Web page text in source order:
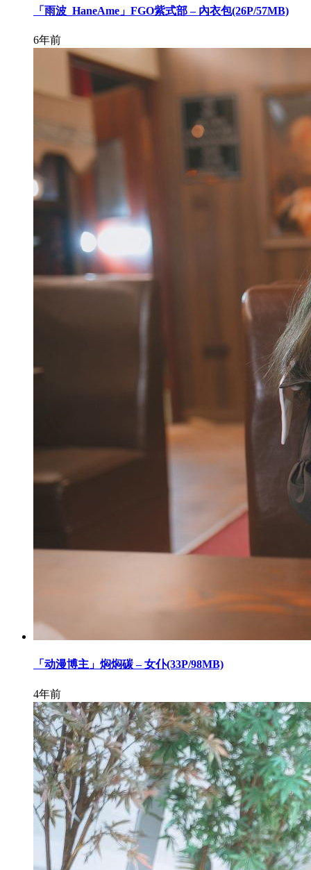
「雨波_HaneAme」FGO紫式部 – 內衣包(26P/57MB)
6年前
「动漫博主」焖焖碳 – 女仆(33P/98MB)
4年前